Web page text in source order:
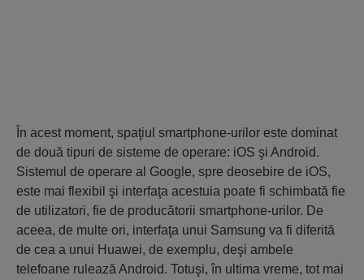
În acest moment, spaţiul smartphone-urilor este dominat
de două tipuri de sisteme de operare: iOS şi Android.
Sistemul de operare al Google, spre deosebire de iOS,
este mai flexibil şi interfaţa acestuia poate fi schimbată fie
de utilizatori, fie de producătorii smartphone-urilor. De
aceea, de multe ori, interfaţa unui Samsung va fi diferită
de cea a unui Huawei, de exemplu, deşi ambele
telefoane rulează Android. Totuşi, în ultima vreme, tot mai